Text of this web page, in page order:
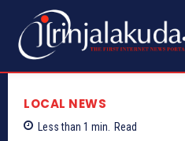
LOCAL NEWS
Less than 1 min. Read